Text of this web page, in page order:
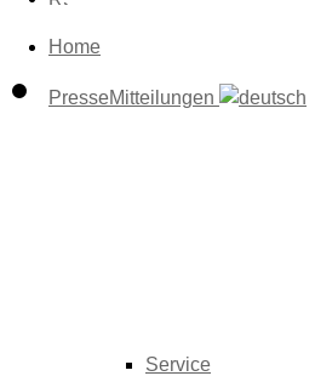
Home
PresseMitteilungen
Service